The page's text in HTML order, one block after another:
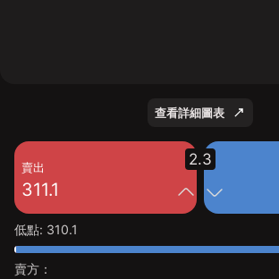
查看詳細圖表
賣出
311.1
2.3
低點: 310.1
賣方：